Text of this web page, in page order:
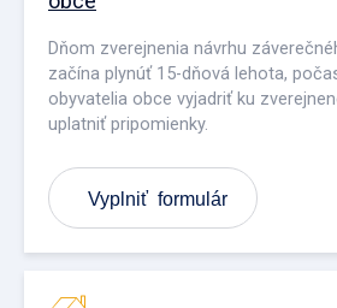
Dňom zverejnenia návrhu
začína plynúť 15-dňová lehota,
obyvatelia obce vyjadriť ku
uplatniť pripomienky.
Vyplniť formulár